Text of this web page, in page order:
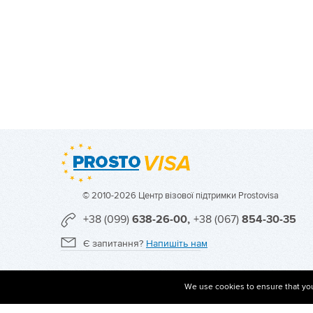
© 2010-2026 Центр візової підтримки Prostovisa
+38 (099) 638-26-00, +38 (067) 854-30-35
Є запитання? Напишіть нам
We use cookies to ensure that